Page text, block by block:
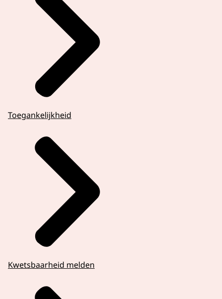
Toegankelijkheid
Kwetsbaarheid melden